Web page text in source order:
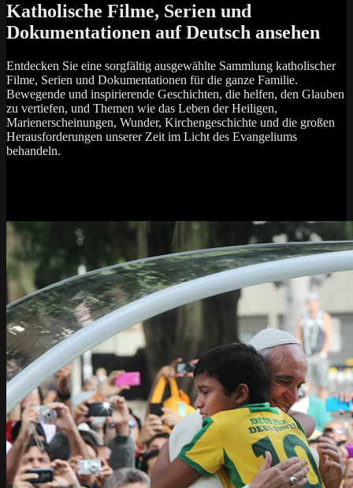
Katholische Filme, Serien und
Dokumentationen auf Deutsch ansehen
Entdecken Sie eine sorgfältig ausgewählte Sammlung katholischer
Filme, Serien und Dokumentationen für die ganze Familie.
Bewegende und inspirierende Geschichten, die helfen, den Glauben
zu vertiefen, und Themen wie das Leben der Heiligen,
Marienerscheinungen, Wunder, Kirchengeschichte und die großen
Herausforderungen unserer Zeit im Licht des Evangeliums
behandeln.